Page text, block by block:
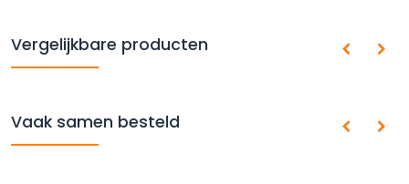
Vergelijkbare producten
Vaak samen besteld